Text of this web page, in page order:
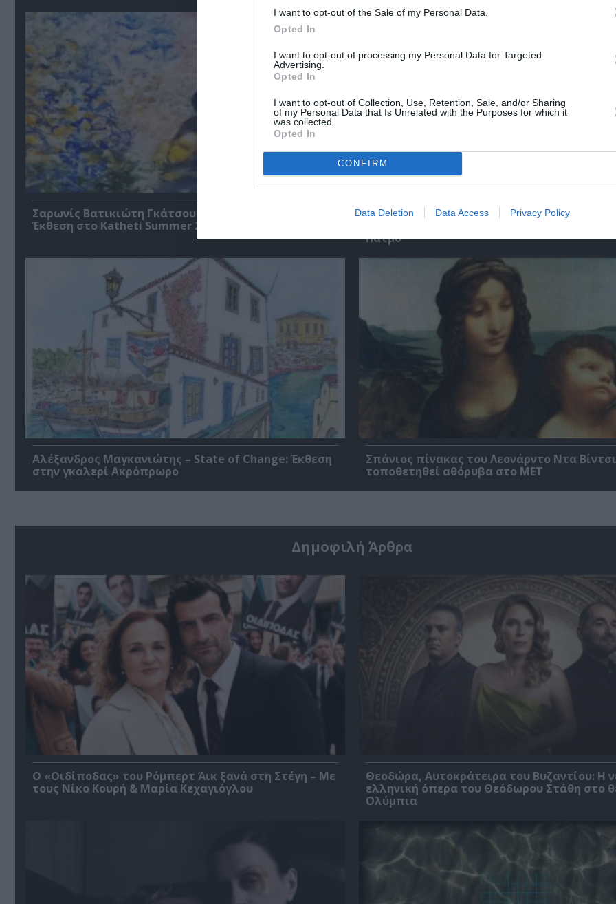
I want to opt-out of the Sale of my Personal Data.
Opted In
I want to opt-out of processing my Personal Data for Targeted
Advertising.
Opted In
I want to opt-out of Collection, Use, Retention, Sale, and/or Sharing
of my Personal Data that Is Unrelated with the Purposes for which it
was collected.
Opted In
CONFIRM
Data Deletion Data Access Privacy Policy
Σαρωνίς Βατικιώτη Γκάτσου – Διαφάνειες Ζωής:
Έκθεση στο Katheti Summer 2026
Απόστολος Χαντζαράς – «Κλεμμένος
Πάτμο
Αλέξανδρος Μαγκανιώτης – State of Change: Έκθεση
στην γκαλερί Ακρόπρωρο
Σπάνιος πίνακας του Λεονάρντο Ντα
τοποθετηθεί αθόρυβα στο MET
Δημοφιλή Άρθρα
O «Οιδίποδας» του Ρόμπερτ Άικ ξανά στη Στέγη – Με
τους Νίκο Κουρή & Μαρία Κεχαγιόγλου
Θεοδώρα, Αυτοκράτειρα του Βυζαντίου: Η
ελληνική όπερα του Θεόδωρου Στάθη στο
Ολύμπια